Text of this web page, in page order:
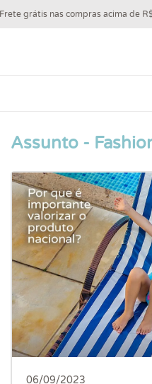
Frete grátis nas compras acima de
Assunto -
06/09/2023